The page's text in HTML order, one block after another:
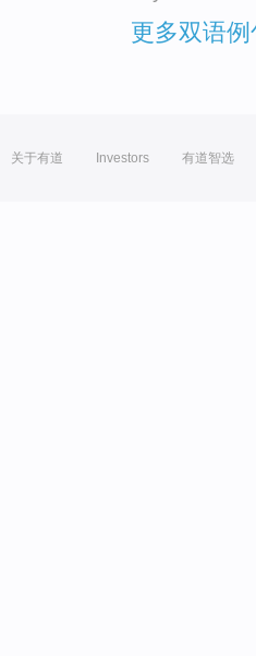
更多双语例
关于有道 Investors 有道智选